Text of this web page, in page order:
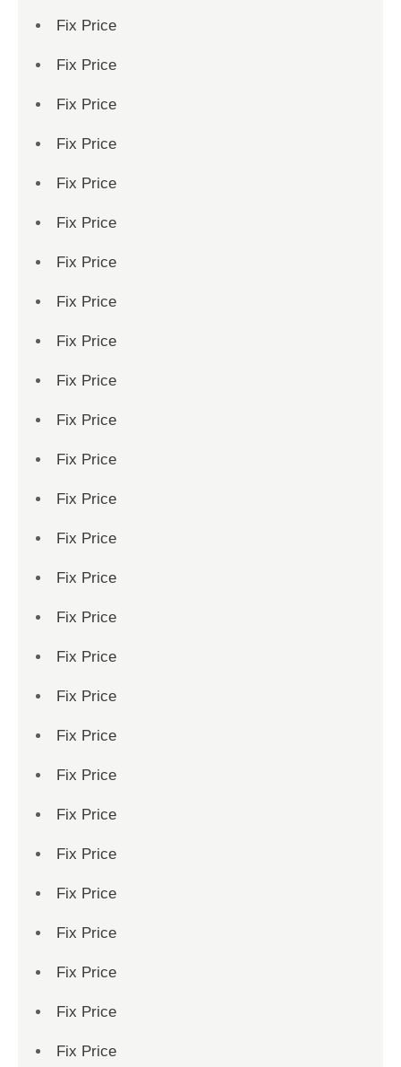
Fix Price
Fix Price
Fix Price
Fix Price
Fix Price
Fix Price
Fix Price
Fix Price
Fix Price
Fix Price
Fix Price
Fix Price
Fix Price
Fix Price
Fix Price
Fix Price
Fix Price
Fix Price
Fix Price
Fix Price
Fix Price
Fix Price
Fix Price
Fix Price
Fix Price
Fix Price
Fix Price